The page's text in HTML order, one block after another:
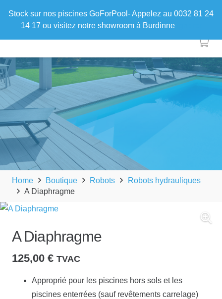
Stock sur nos piscines GoForPool- Appelez au 0032 81 24
14 17 ou visitez notre showroom à Burdinne
Home Boutique Robots
Robots hydrauliques
A Diaphragme
A Diaphragme
125,00 € TVAC
Approprié pour les piscines hors sols et les
piscines enterrées (sauf revêtements carrelage)